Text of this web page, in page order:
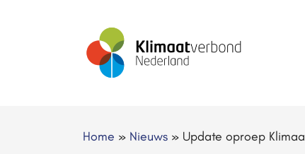
Home » Nieuws » Update oproep